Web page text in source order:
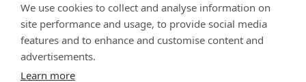
We use cookies to collect and analyse information on
site performance and usage, to provide social media
features and to enhance and customise content and
advertisements.
Learn more